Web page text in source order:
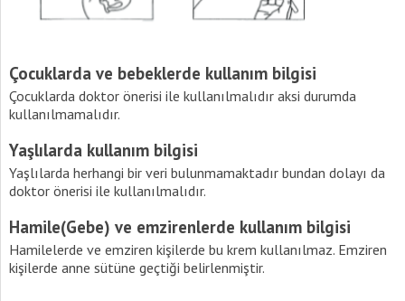
Çocuklarda ve bebeklerde kullanım bilgisi
Çocuklarda doktor önerisi ile kullanılmalıdır aksi durumda
kullanılmamalıdır.
Yaşlılarda kullanım bilgisi
Yaşlılarda herhangi bir veri bulunmamaktadır bundan dolayı da
doktor önerisi ile kullanılmalıdır.
Hamile(Gebe) ve emzirenlerde kullanım bilgisi
Hamilelerde ve emziren kişilerde bu krem kullanılmaz. Emziren
kişilerde anne sütüne geçtiği belirlenmiştir.